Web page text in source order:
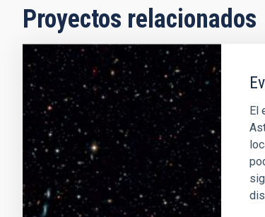
Proyectos relacionados
El